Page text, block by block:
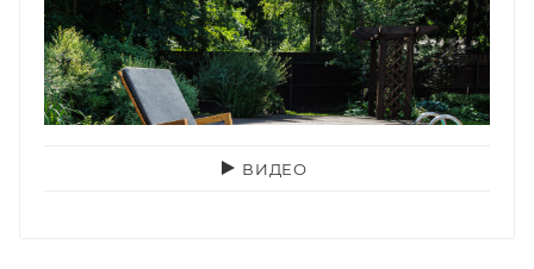
ВИДЕО